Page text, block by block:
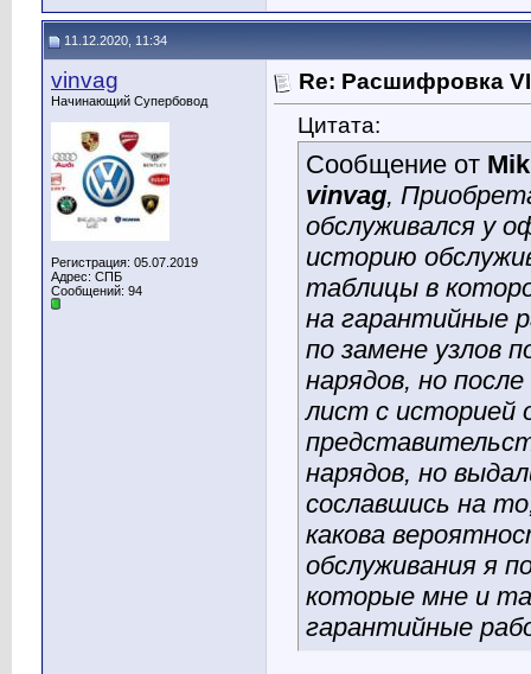
11.12.2020, 11:34
vinvag
Начинающий Супербовод
Регистрация: 05.07.2019
Адрес: СПБ
Сообщений: 94
Re: Расшифровка
Цитата:
Сообщение от
vinvag,
обслуживался у
историю
таблицы в
на гарантийные
по замене узлов
нарядов, но
лист с историей
нарядов, но
сославшись на
какова
обслуживания я
которые мне и
гарантийные